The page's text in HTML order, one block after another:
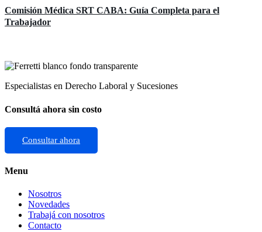
Comisión Médica SRT CABA: Guía Completa para el
Trabajador
Especialistas en Derecho Laboral y Sucesiones
Consultá ahora sin costo
Consultar ahora
Menu
Nosotros
Novedades
Trabajá con nosotros
Contacto